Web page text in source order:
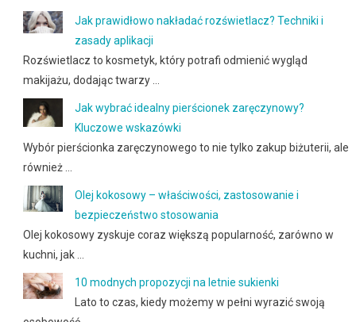
Jak prawidłowo nakładać rozświetlacz? Techniki i
zasady aplikacji
Rozświetlacz to kosmetyk, który potrafi odmienić wygląd
makijażu, dodając twarzy …
Jak wybrać idealny pierścionek zaręczynowy?
Kluczowe wskazówki
Wybór pierścionka zaręczynowego to nie tylko zakup biżuterii, ale
również …
Olej kokosowy – właściwości, zastosowanie i
bezpieczeństwo stosowania
Olej kokosowy zyskuje coraz większą popularność, zarówno w
kuchni, jak …
10 modnych propozycji na letnie sukienki
Lato to czas, kiedy możemy w pełni wyrazić swoją